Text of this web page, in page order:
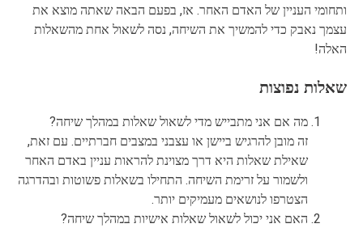
ותחומי העניין של האדם האחר. אז, בפעם הבאה שאתה מוצא את
עצמך נאבק כדי להמשיך את השיחה, נסה לשאול אחת מהשאלות
האלה!
שאלות נפוצות
מה אם אני מתבייש מדי לשאול שאלות במהלך שיחה?
זה מובן להרגיש ביישן או עצבני במצבים חברתיים. עם זאת,
שאילת שאלות היא דרך מצוינת להראות עניין באדם האחר
ולשמור על זרימת השיחה. התחילו בשאלות פשוטות ובהדרגה
הצטרפו לנושאים מעמיקים יותר.
האם אני יכול לשאול שאלות אישיות במהלך שיחה?